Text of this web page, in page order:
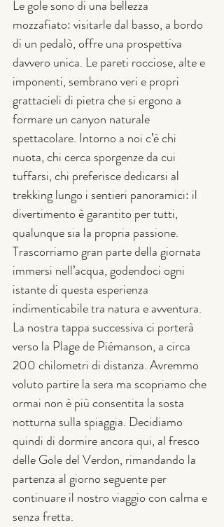
Le gole sono di una bellezza
mozzafiato: visitarle dal basso, a bordo
di un pedalò, offre una prospettiva
davvero unica. Le pareti rocciose, alte e
imponenti, sembrano veri e propri
grattacieli di pietra che si ergono a
formare un canyon naturale
spettacolare. Intorno a noi c’è chi
nuota, chi cerca sporgenze da cui
tuffarsi, chi preferisce dedicarsi al
trekking lungo i sentieri panoramici: il
divertimento è garantito per tutti,
qualunque sia la propria passione.
Trascorriamo gran parte della giornata
immersi nell’acqua, godendoci ogni
istante di questa esperienza
indimenticabile tra natura e avventura.
La nostra tappa successiva ci porterà
verso la Plage de Piémanson, a circa
200 chilometri di distanza. Avremmo
voluto partire la sera ma scopriamo che
ormai non è più consentita la sosta
notturna sulla spiaggia. Decidiamo
quindi di dormire ancora qui, al fresco
delle Gole del Verdon, rimandando la
partenza al giorno seguente per
continuare il nostro viaggio con calma e
senza fretta.